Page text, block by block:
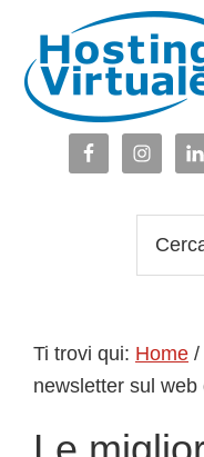
navigazione
primaria
contenuto
principale
barra
laterale
piè
web
Ti trovi qui: Home /
newsletter sul web